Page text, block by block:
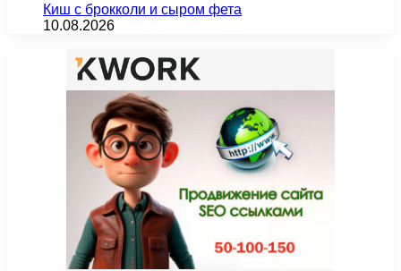
Киш с брокколи и сыром фета
10.08.2026